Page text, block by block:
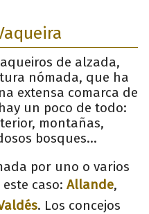
de alzada,
nómada, que ha
extensa comarca de
un poco de todo:
montañas,
bosques…
por uno o varios
caso: Allande,
. Los concejos